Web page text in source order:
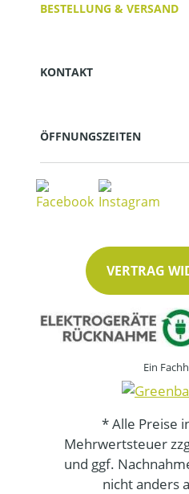
BESTELLUNG & VERSAND
KONTAKT
ÖFFNUNGSZEITEN
VERTRAG
Ein
* Alle Preise
Mehrwertsteuer
und ggf.
nicht anders